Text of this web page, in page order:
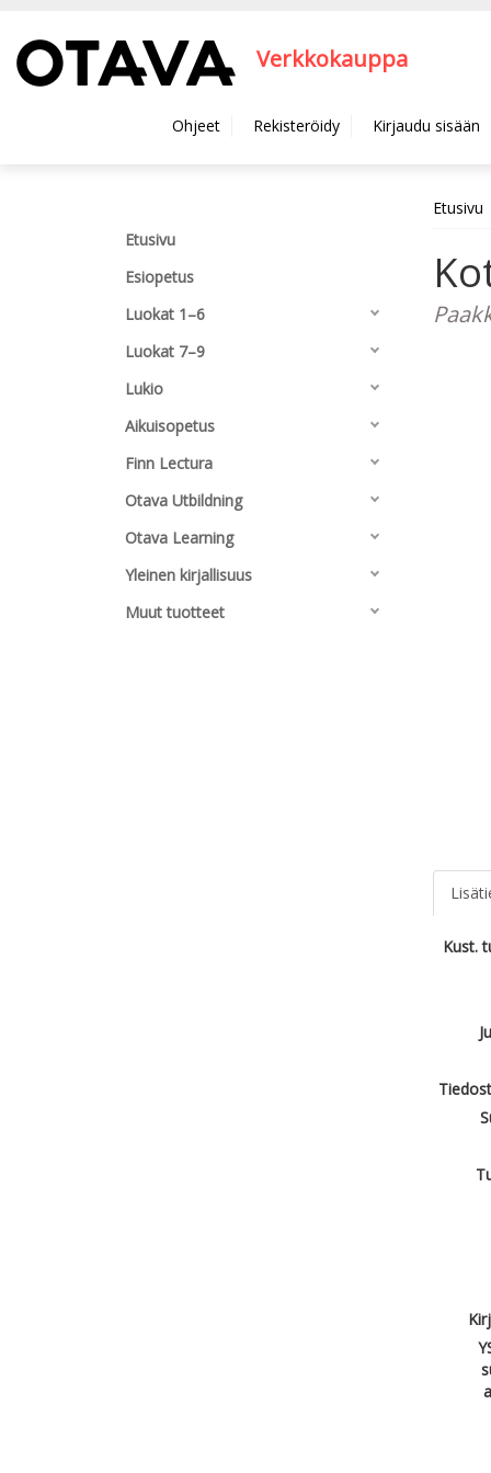
Verkkokauppa
Ohjeet Rekisteröidy Kirjaudu sisään
Etusivu
Esiopetus
Luokat 1–6
Luokat 7–9
Lukio
Aikuisopetus
Finn Lectura
Otava Utbildning
Otava Learning
Yleinen kirjallisuus
Muut tuotteet
Etusivu
Kust.